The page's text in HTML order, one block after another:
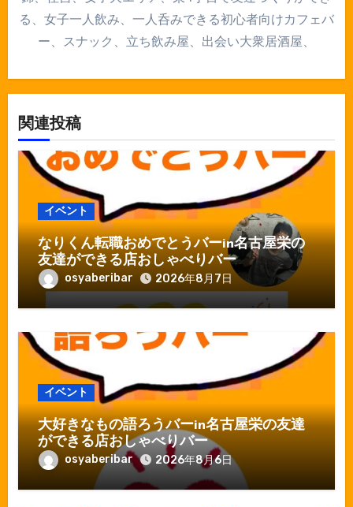
る、女子一人飲み、一人呑みできる初心者向けカフェバ
ー、スナック、立ち飲み屋、出会い大衆居酒屋、
関連投稿
イベント
なりくん転職おめでとうバーin名古屋栄の
友達ができる店おしゃべりバー
osyaberibar 2026年8月7日
イベント
大好きなもの語ろうバーin名古屋栄の友達
ができる店おしゃべりバー
osyaberibar 2026年8月6日